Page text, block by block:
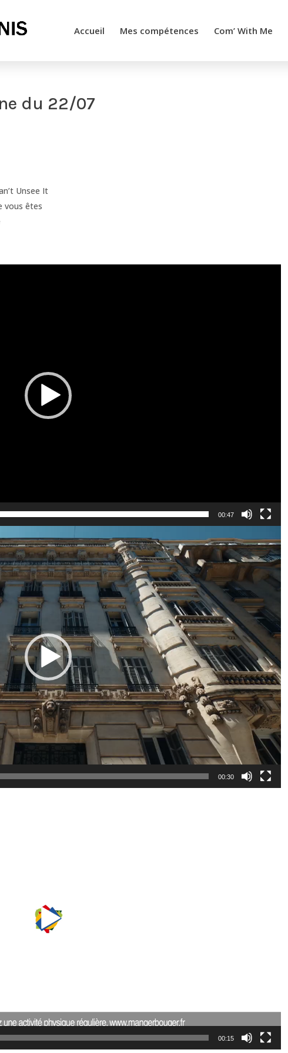
Accueil Mes compétences Com’ With Me
du 22/07
Unsee It
vous êtes
00:47
00:30
00:15